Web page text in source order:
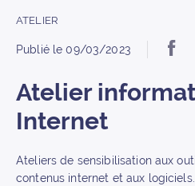
ATELIER
Publié le09/03/2023
Atelier
Internet
Ateliers de sensibilisation aux
contenus internet et aux logiciels.